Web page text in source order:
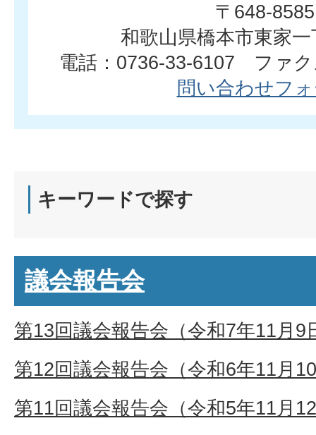
〒648-8585
和歌山県橋本市東家
電話：0736-33-6107 ファク
問い合わせフ
キーワードで探す
議会報告会
第13回議会報告会（令和7年11月9
第12回議会報告会（令和6年11月
第11回議会報告会（令和5年11月